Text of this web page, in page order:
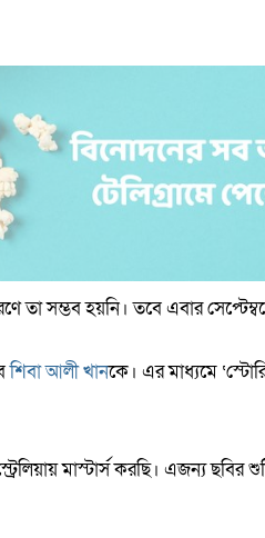
তা সম্ভব হয়নি। তবে এবার
শিবা আলী খানকে। এর মাধ্যমে
মাস্টার্স করছি। এজন্য ছবির